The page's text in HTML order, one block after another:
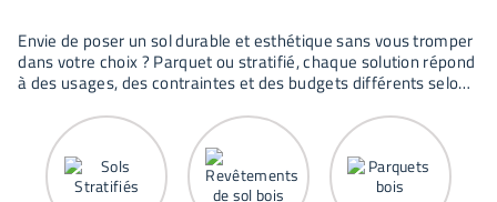
Envie de poser un sol durable et esthétique sans vous tromper
dans votre choix ? Parquet ou stratifié, chaque solution répond
à des usages, des contraintes et des budgets différents selon
comparer facilement les options disponibles pour choisir un
revêtement de sol cohérent avec votre projet.